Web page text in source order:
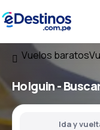
Vuelos baratos
Holguin -
Ida y